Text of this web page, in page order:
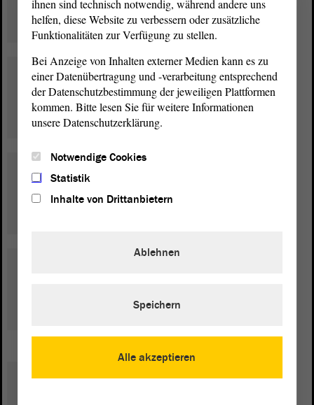
Gesundheitspolitik
Ulrich Siegmund
Handwerkspolitik
Verkehr
Jagd- und Schützenwesen
ihnen sind technisch notwendig, während andere uns
helfen, diese Website zu verbessern oder zusätzliche
Funktionalitäten zur Verfügung zu stellen.
Bei Anzeige von Inhalten externer Medien kann es zu
einer Datenübertragung und -verarbeitung entsprechend
der Datenschutzbestimmung der jeweiligen Plattformen
kommen. Bitte lesen Sie für weitere Informationen
unsere Datenschutzerklärung.
Notwendige Cookies
Statistik
Inhalte von Drittanbietern
Alle akzeptieren
Ablehnen
Speichern